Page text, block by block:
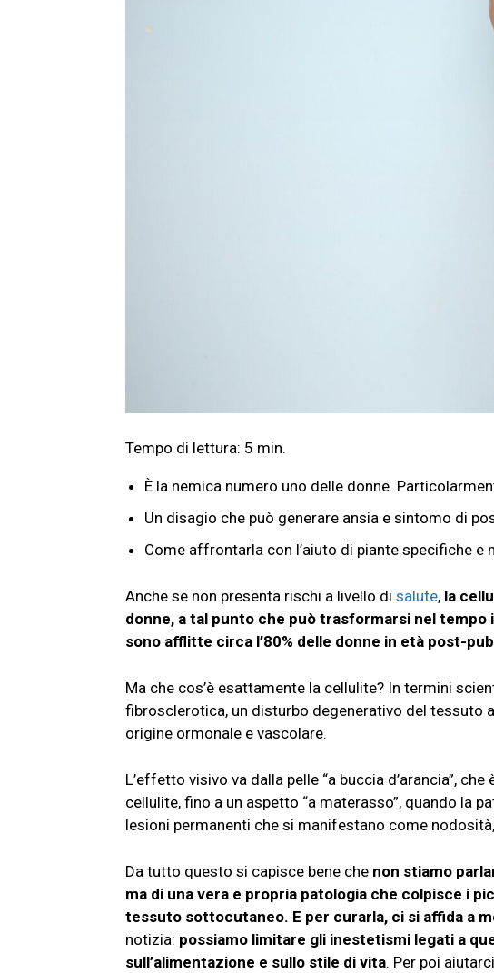
È la nemica numero uno delle donne.
Un disagio che può generare ansia e sintomo di
Come affrontarla con l’aiuto di piante specifiche
Anche se non presenta rischi a livello di salute, la
donne, a tal punto che può trasformarsi nel
sono afflitte circa l’80% delle donne in età post-
Ma che cos’è esattamente la cellulite? In termini
fibrosclerotica, un disturbo degenerativo del tessuto
origine ormonale e vascolare.
L’effetto visivo va dalla pelle “a buccia d’arancia”,
cellulite, fino a un aspetto “a materasso”, quando la
lesioni permanenti che si manifestano come
Da tutto questo si capisce bene che non stiamo
ma di una vera e propria patologia che colpisce i
tessuto sottocutaneo. E per curarla, ci si affida a
notizia: possiamo limitare gli inestetismi legati a
sull’alimentazione e sullo stile di vita. Per poi